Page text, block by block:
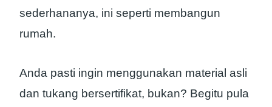
sederhananya, ini seperti membangun
rumah.
Anda pasti ingin menggunakan material asli
dan tukang bersertifikat, bukan? Begitu pula